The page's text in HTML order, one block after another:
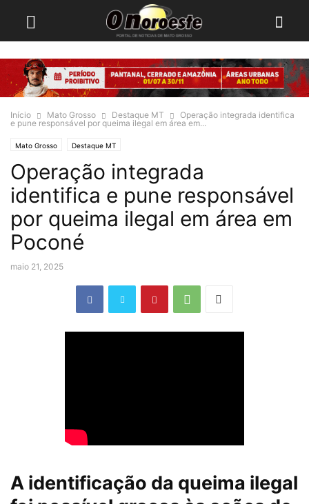
Início Mato Grosso Destaque MT
Operação integrada identifica
e pune responsável por queima ilegal em área em...
Mato Grosso Destaque MT
Operação integrada
identifica e pune responsável
por queima ilegal em área em
Poconé
maio 21, 2025
A identificação da queima ilegal